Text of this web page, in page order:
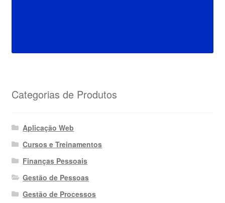
Categorias de Produtos
Aplicação Web
Cursos e Treinamentos
Finanças Pessoais
Gestão de Pessoas
Gestão de Processos